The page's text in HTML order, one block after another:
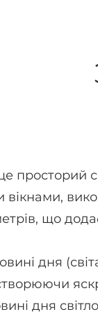
просторий
що
дня
дня